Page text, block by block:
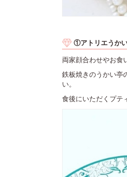
①アトリエうか
両家顔合わせやお食
鉄板焼きのうかい亭
い。
食後にいただくプテ